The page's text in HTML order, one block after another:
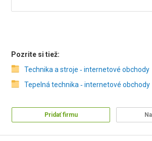
Pozrite si tiež:
Technika a stroje ‑ internetové obchody
Tepelná technika ‑ internetové obchody
Pridať firmu